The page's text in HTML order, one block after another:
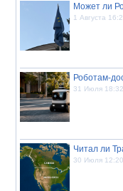
Может ли
1 Августа
Роботам-
31 Июля 18:32
Читал ли
30 Июля 12:20